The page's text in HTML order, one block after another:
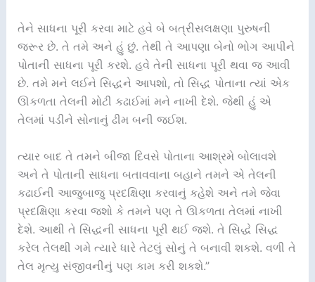
તેને સાધના પૂરી કરવા માટે હવે બે બત્રીસલક્ષણા પુરુષની
જરૂર છે. તે તમે અને હું છું. તેથી તે આપણા બેનો ભોગ આપીને
પોતાની સાધના પૂરી કરશે. હવે તેની સાધના પૂરી થવા જ આવી
છે. તમે મને લઈને સિદ્ધને આપશો, તો સિદ્ધ પોતાના ત્યાં એક
ઊકળતા તેલની મોટી કઢાઈમાં મને નાખી દેશે. જેથી હું એ
તેલમાં પડીને સોનાનું ઢીમ બની જઈશ.
ત્યાર બાદ તે તમને બીજા દિવસે પોતાના આશ્રમે બોલાવશે
અને તે પોતાની સાધના બતાવવાના બહાને તમને એ તેલની
કઢાઈની આજુબાજુ પ્રદક્ષિણા કરવાનું કહેશે અને તમે જેવા
પ્રદક્ષિણા કરવા જશો કે તમને પણ તે ઊકળતા તેલમાં નાખી
દેશે. આથી તે સિદ્ધની સાધના પૂરી થઈ જશે. તે સિદ્ધે સિદ્ધ
કરેલ તેલથી ગમે ત્યારે ધારે તેટલું સોનું તે બનાવી શકશે. વળી તે
તેલ મૃત્યુ સંજીવનીનું પણ કામ કરી શકશે.”